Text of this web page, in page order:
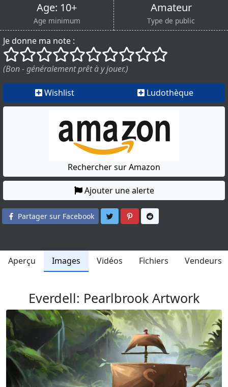
Age: 10+
Age minimum
Amateur
Type de public
Je donne ma note :
()
() () () () () () () ()
()
(Bon - généralement prêt à y jouer.)
Wishlist Ludothèque
Rechercher sur Amazon
Ajouter une alerte
Partager sur Facebook Partager sur Twitter
Partager sur Pinterest
Aperçu Images Vidéos Fichiers Vendeurs
Everdell: Pearlbrook Artwork